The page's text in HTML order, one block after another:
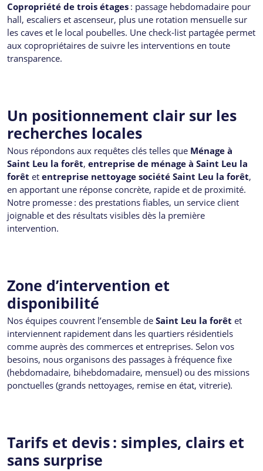
Copropriété de trois étages : passage hebdomadaire pour
hall, escaliers et ascenseur, plus une rotation mensuelle sur
les caves et le local poubelles. Une check-list partagée permet
aux copropriétaires de suivre les interventions en toute
transparence.
Un positionnement clair sur les
recherches locales
Nous répondons aux requêtes clés telles que Ménage à
Saint Leu la forêt, entreprise de ménage à Saint Leu la
forêt et entreprise nettoyage société Saint Leu la forêt,
en apportant une réponse concrète, rapide et de proximité.
Notre promesse : des prestations fiables, un service client
joignable et des résultats visibles dès la première
intervention.
Zone d’intervention et
disponibilité
Nos équipes couvrent l’ensemble de Saint Leu la forêt et
interviennent rapidement dans les quartiers résidentiels
comme auprès des commerces et entreprises. Selon vos
besoins, nous organisons des passages à fréquence fixe
(hebdomadaire, bihebdomadaire, mensuel) ou des missions
ponctuelles (grands nettoyages, remise en état, vitrerie).
Tarifs et devis : simples, clairs et
sans surprise